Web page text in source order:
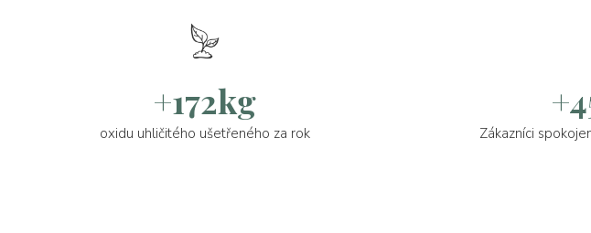
+172kg
oxidu uhličitého ušetřeného za rok Zákazníci